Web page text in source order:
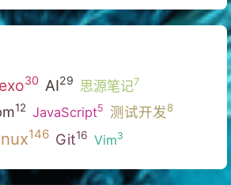
30 AI29 思源笔记7
12 JavaScript5 测试开发8
146 Git16 Vim3